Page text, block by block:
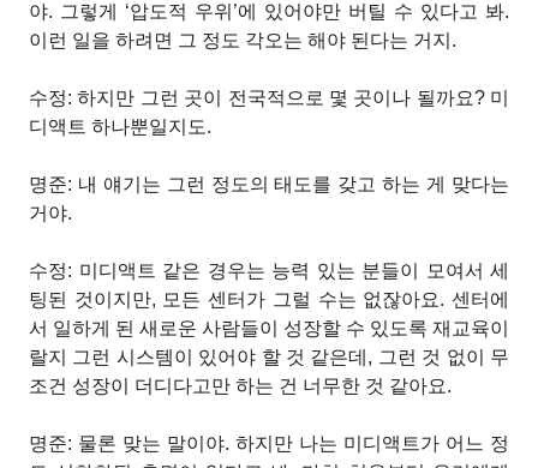
야. 그렇게 ‘압도적 우위’에 있어야만 버틸 수 있다고 봐.
이런 일을 하려면 그 정도 각오는 해야 된다는 거지.
수정: 하지만 그런 곳이 전국적으로 몇 곳이나 될까요? 미
디액트 하나뿐일지도.
명준: 내 얘기는 그런 정도의 태도를 갖고 하는 게 맞다는
거야.
수정: 미디액트 같은 경우는 능력 있는 분들이 모여서 세
팅된 것이지만, 모든 센터가 그럴 수는 없잖아요. 센터에
서 일하게 된 새로운 사람들이 성장할 수 있도록 재교육이
랄지 그런 시스템이 있어야 할 것 같은데, 그런 것 없이 무
조건 성장이 더디다고만 하는 건 너무한 것 같아요.
명준: 물론 맞는 말이야. 하지만 나는 미디액트가 어느 정